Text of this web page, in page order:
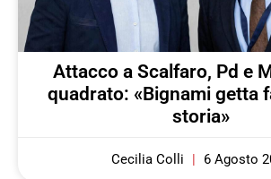
Attacco a Scalfaro, Pd e
quadrato: «Bignami getta
storia»
Cecilia Colli 6 Agosto